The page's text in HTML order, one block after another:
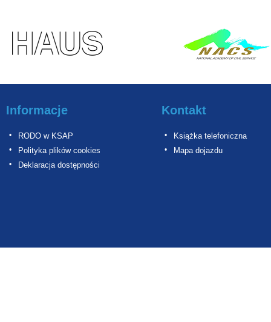
Informacje
RODO w KSAP
Polityka plików cookies
Deklaracja dostępności
Kontakt
Książka telefoniczna
Mapa dojazdu